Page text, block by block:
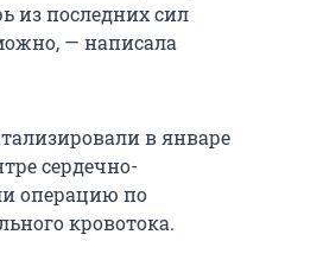
из последних сил
— написала
в январе
сердечно-
операцию по
кровотока.